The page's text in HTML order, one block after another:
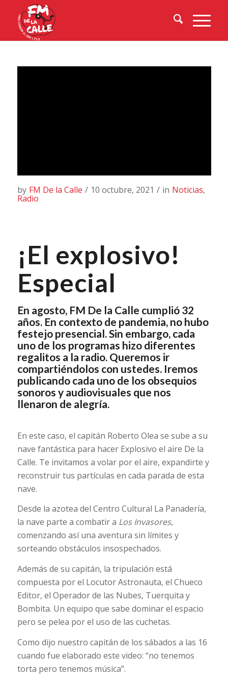
by FM De la Calle / 10 octubre, 2021 / in Noticias,
Radio
¡El explosivo!
Especial
En agosto, FM De la Calle cumplió 32
años. En contexto de pandemia, no hubo
festejo presencial. Sin embargo, cada
uno de los programas hizo diferentes
regalitos a la radio. Queremos ir
compartiéndolos con ustedes. Iremos
publicando cada uno de los obsequios
sonoros y audiovisuales que nos
llenaron de alegría.
En este caso, el capitán Roberto Olea se sube a su
nave fantástica para hacer Explosivo el aire De la
Calle. Te invitamos a volar por el aire, expandirte y
reconstruir tus partículas en cada parada de esta
nave.
Desde la azotea del Centro Cultural La Panadería,
la nave parte a combatir a Los Invasores,
comenzando así una aventura sin límites y
sorteando obstáculos insospechados.
Además de su capitán, la tripulación está
compuesta por el Locutor Astronauta, el Chueco
Editor, el Operador de las Nubes, Tuerquita y
Bombita. Un equipo que sabe dominar el espacio
pero se pelea por el uso de las cuchetas.
Como dijo nuestro capitán de los sábados a las 16
cuando fue elaborado este video: “no tenemos
torta pero tenemos música”.